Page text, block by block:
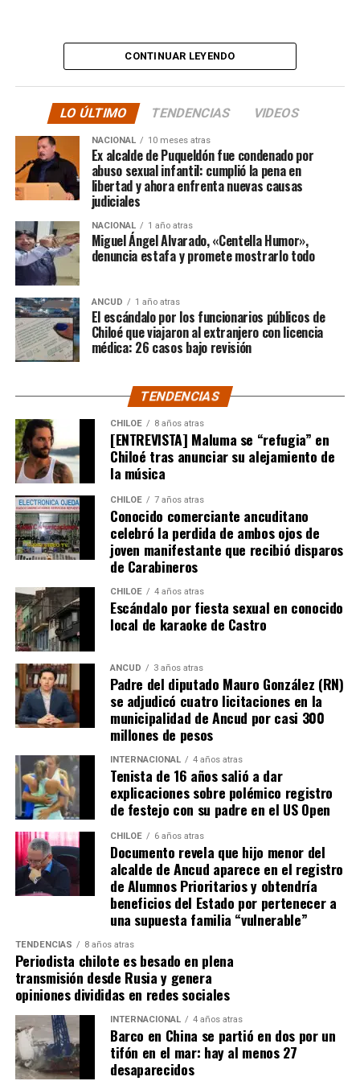
tele y donde sea para
hacer justicia.”
quienes lo han acompañado desde que compartió lo
ocurrido:
“Gracias a todos por el
apoyo!!!!”
Por el momento, las personas aludidas no han emitido
declaraciones públicas. La historia, según Centella,
recién comienza y, el mencionado posteo, ha generado
comentarios de todo tipo, en su gran mayoría, a favor
del humorista de Punta Arenas.
CONTINUAR LEYENDO
LO ÚLTIMO TENDENCIAS VIDEOS
NACIONAL 10 meses atras
Ex alcalde de Puqueldón fue condenado por
abuso sexual infantil: cumplió la pena en
libertad y ahora enfrenta nuevas causas
judiciales
NACIONAL 1 año atras
Miguel Ángel Alvarado, «Centella Humor»,
denuncia estafa y promete mostrarlo todo
ANCUD 1 año atras
El escándalo por los funcionarios públicos de
Chiloé que viajaron al extranjero con licencia
médica: 26 casos bajo revisión
TENDENCIAS
CHILOE 8 años atras
[ENTREVISTA] Maluma se “refugia” en
Chiloé tras anunciar su alejamiento de
la música
CHILOE 7 años atras
Conocido comerciante ancuditano
celebró la perdida de ambos ojos de
joven manifestante que recibió disparos
de Carabineros
CHILOE 4 años atras
Escándalo por fiesta sexual en conocido
local de karaoke de Castro
ANCUD 3 años atras
Padre del diputado Mauro González (RN)
se adjudicó cuatro licitaciones en la
municipalidad de Ancud por casi 300
millones de pesos
INTERNACIONAL 4 años atras
Tenista de 16 años salió a dar
explicaciones sobre polémico registro
de festejo con su padre en el US Open
CHILOE 6 años atras
Documento revela que hijo menor del
alcalde de Ancud aparece en el registro
de Alumnos Prioritarios y obtendría
beneficios del Estado por pertenecer a
una supuesta familia “vulnerable”
TENDENCIAS 8 años atras
Periodista chilote es besado en plena
transmisión desde Rusia y genera
opiniones divididas en redes sociales
INTERNACIONAL 4 años atras
Barco en China se partió en dos por un
tifón en el mar: hay al menos 27
desaparecidos